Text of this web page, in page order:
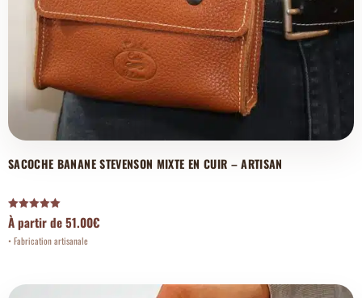
SACOCHE BANANE STEVENSON MIXTE EN CUIR – ARTISAN
Note
5.00
sur 5
À partir de51.00€